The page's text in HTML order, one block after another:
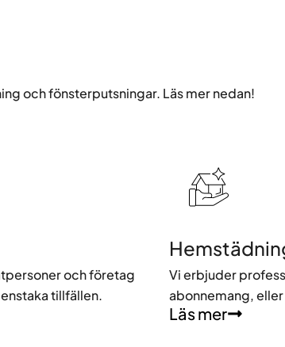
och fönsterputsningar. Läs mer nedan!
och företag
tillfällen.
Vi erbjuder
abonnemang,
Läs mer